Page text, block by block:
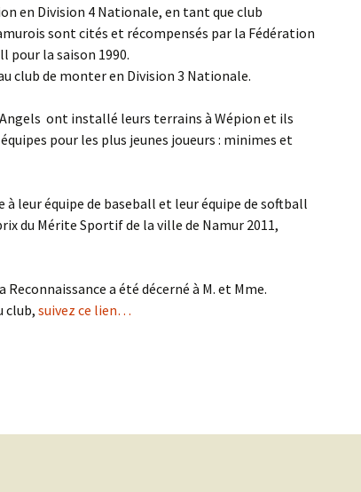
en Division 4 Nationale, en tant que club
sont cités et récompensés par la Fédération
pour la saison 1990.
club de monter en Division 3 Nationale.
Angels ont installé leurs terrains à Wépion et ils
pour les plus jeunes joueurs : minimes et
à leur équipe de baseball et leur équipe de softball
du Mérite Sportif de la ville de Namur 2011,
Reconnaissance a été décerné à M. et Mme.
club,suivez ce lien…